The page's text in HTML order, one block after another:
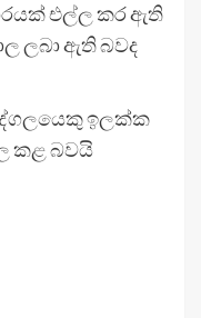
එල්ල කර ඇති
ලබා ඇති බවද
ඉලක්ක
කළ බවයි